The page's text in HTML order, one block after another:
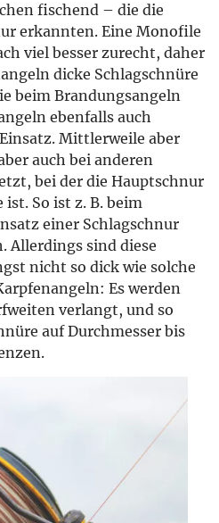
fischend ­– die die
erkannten. Eine Monofile
viel besser zurecht, daher
dicke Schlagschnüre
beim Brandungsangeln
ebenfalls auch
Mittlerweile aber
auch bei anderen
bei der die Hauptschnur
So ist z. B. beim
einer Schlagschnur
Allerdings sind diese
nicht so dick wie solche
Es werden
verlangt, und so
auf Durchmesser bis